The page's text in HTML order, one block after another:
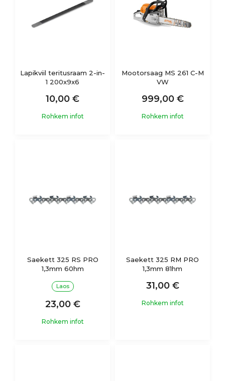
Lapikviil teritusraam 2-in-
1 200x9x6
10,00 €
Rohkem infot
Mootorsaag MS 261 C-M
VW
999,00 €
Rohkem infot
Saekett 325 RS PRO
1,3mm 60hm
Laos
23,00 €
Rohkem infot
Saekett 325 RM PRO
1,3mm 81hm
31,00 €
Rohkem infot